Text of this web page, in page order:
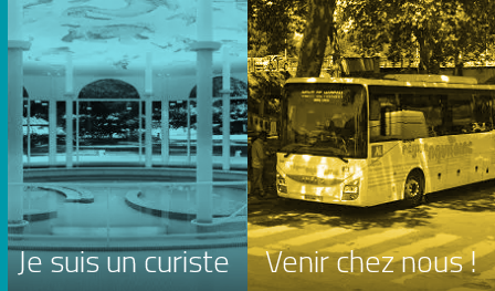
Je suis un curiste Venir chez nous !